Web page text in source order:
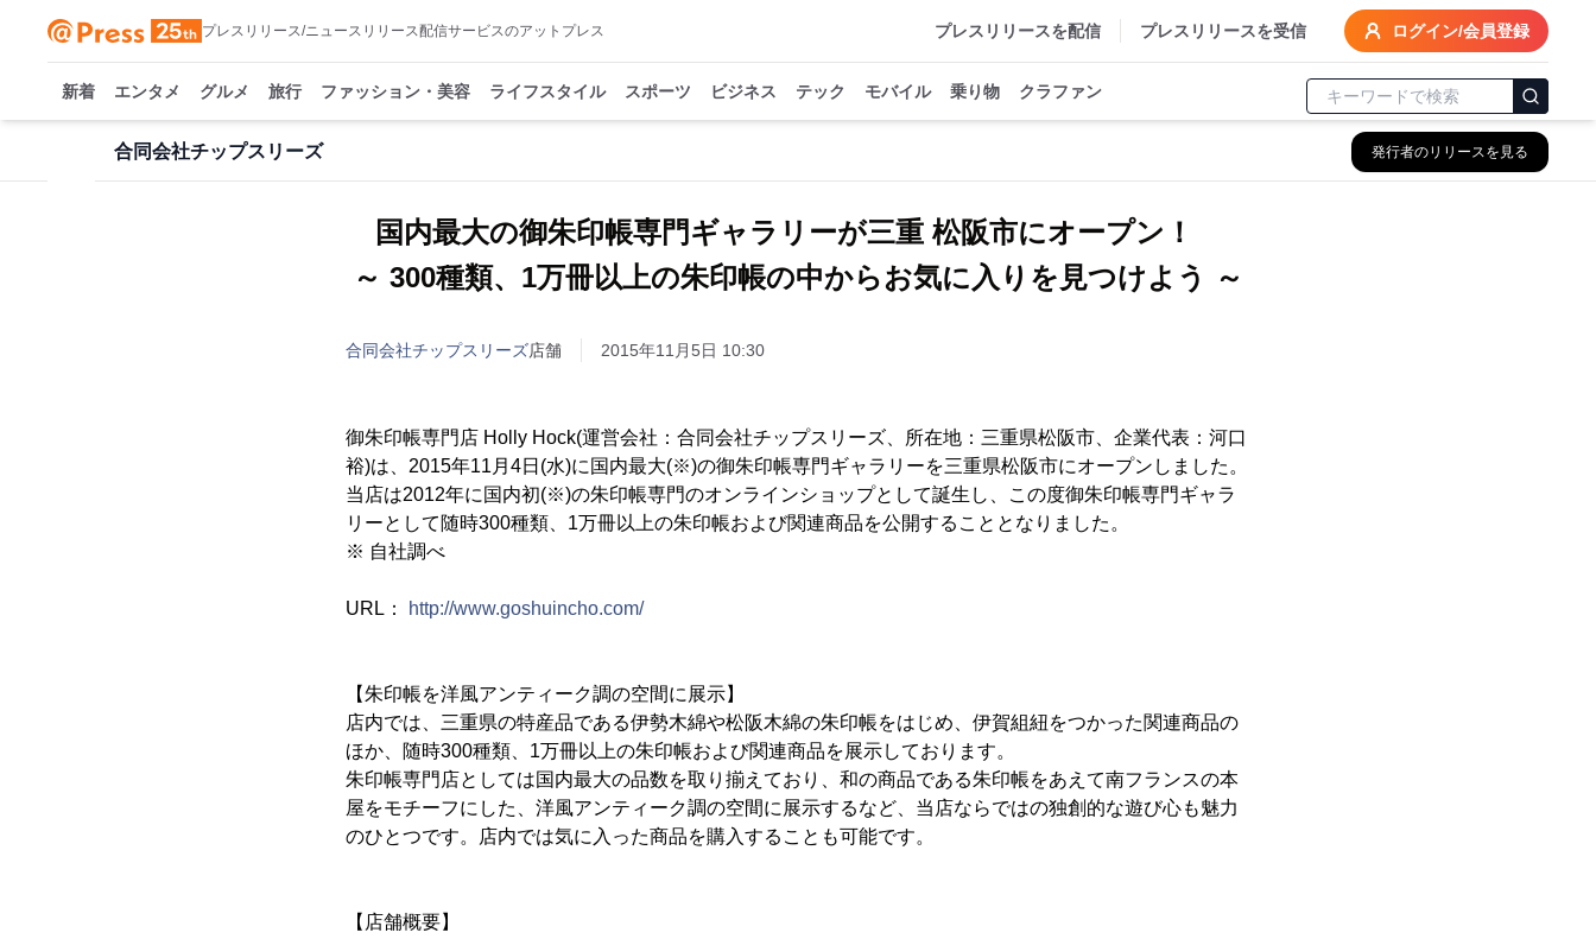
プレスリリース/ニュースリリース配信サービスのアットプレス プレスリリースを配信 プレスリリースを受信 ログイン/会員登録
新着 エンタメ グルメ 旅行 ファッション・美容 ライフスタイル スポーツ ビジネス テック モバイル 乗り物 クラファン
合同会社チップスリーズ 発行者のリリースを見る
国内最大の御朱印帳専門ギャラリーが三重 松阪市にオープン！
～ 300種類、1万冊以上の朱印帳の中からお気に入りを見つけよう ～
合同会社チップスリーズ店舗 2015年11月5日 10:30
御朱印帳専門店 Holly Hock(運営会社：合同会社チップスリーズ、所在地：三重県松阪市、企業代表：河口
裕)は、2015年11月4日(水)に国内最大(※)の御朱印帳専門ギャラリーを三重県松阪市にオープンしました。
当店は2012年に国内初(※)の朱印帳専門のオンラインショップとして誕生し、この度御朱印帳専門ギャラ
リーとして随時300種類、1万冊以上の朱印帳および関連商品を公開することとなりました。
※ 自社調べ
URL： http://www.goshuincho.com/
【朱印帳を洋風アンティーク調の空間に展示】
店内では、三重県の特産品である伊勢木綿や松阪木綿の朱印帳をはじめ、伊賀組紐をつかった関連商品の
ほか、随時300種類、1万冊以上の朱印帳および関連商品を展示しております。
朱印帳専門店としては国内最大の品数を取り揃えており、和の商品である朱印帳をあえて南フランスの本
屋をモチーフにした、洋風アンティーク調の空間に展示するなど、当店ならではの独創的な遊び心も魅力
のひとつです。店内では気に入った商品を購入することも可能です。
【店舗概要】